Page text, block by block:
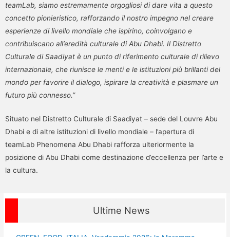
teamLab, siamo estremamente orgogliosi di dare vita a questo
concetto pionieristico, rafforzando il nostro impegno nel creare
esperienze di livello mondiale che ispirino, coinvolgano e
contribuiscano all’eredità culturale di Abu Dhabi. Il Distretto
Culturale di Saadiyat è un punto di riferimento culturale di rilievo
internazionale, che riunisce le menti e le istituzioni più brillanti del
mondo per favorire il dialogo, ispirare la creatività e plasmare un
futuro più connesso.”
Situato nel Distretto Culturale di Saadiyat – sede del Louvre Abu
Dhabi e di altre istituzioni di livello mondiale – l’apertura di
teamLab Phenomena Abu Dhabi rafforza ulteriormente la
posizione di Abu Dhabi come destinazione d’eccellenza per l’arte e
la cultura.
Ultime News